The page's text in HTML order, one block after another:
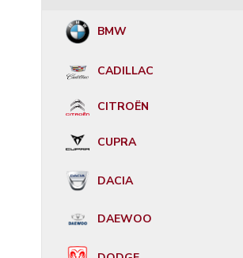
BMW
CADILLAC
CITROËN
CUPRA
DACIA
DAEWOO